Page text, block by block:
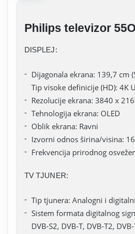
Philips televizor
DISPLEJ:
Dijagonala ekrana: 139,7 cm
Tip visoke definicije (HD): 4K
Rezolucije ekrana: 3840 x
Tehnologija ekrana: OLED
Oblik ekrana: Ravni
Izvorni odnos širina/visina:
Frekvencija prirodnog
TV TJUNER:
Tip tjunera: Analogni i digitalni
Sistem formata digitalnog
DVB-S2, DVB-T, DVB-T2,